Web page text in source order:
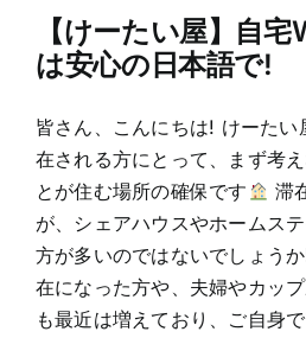
【けーたい屋】自
は安心の日本語で!
皆さん、こんにちは! けーたい
在される方にとって、まず考
とが住む場所の確保です
滞
が、シェアハウスやホームス
方が多いのではないでしょう
在になった方や、夫婦やカッ
も最近は増えており、ご自身